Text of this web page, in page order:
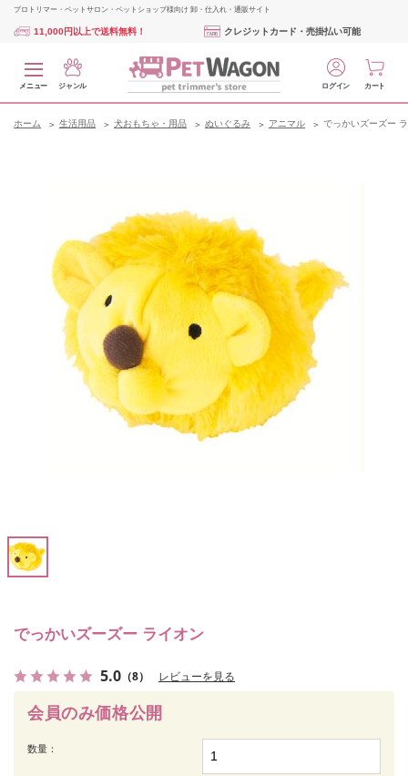
プロトリマー・ペットサロン・ペットショップ様向け 卸・仕入れ・通販サイト
11,000円以上で送料無料！ クレジットカード・売掛払い可能
メニュー ジャンル ログイン カート
ホーム 生活用品 犬おもちゃ・用品 ぬいぐるみ アニマル でっかいズーズー
でっかいズーズー ライオン
5.0 （8） レビューを見る
会員のみ価格公開
数量：